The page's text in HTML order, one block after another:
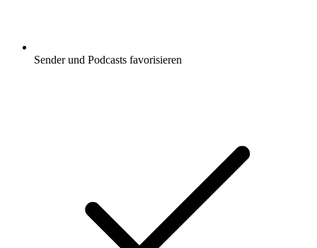
Sender und Podcasts favorisieren